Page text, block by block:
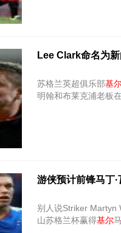
Lee Clark命名为
苏格兰英超俱乐部基
明翰和布莱克浦老板
游侠预计前锋马丁
别人说Striker Martyn
山苏格兰杯赢得基尔